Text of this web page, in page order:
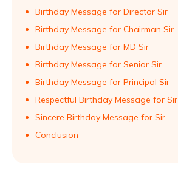
Birthday Message for Director Sir
Birthday Message for Chairman Sir
Birthday Message for MD Sir
Birthday Message for Senior Sir
Birthday Message for Principal Sir
Respectful Birthday Message for Sir
Sincere Birthday Message for Sir
Conclusion